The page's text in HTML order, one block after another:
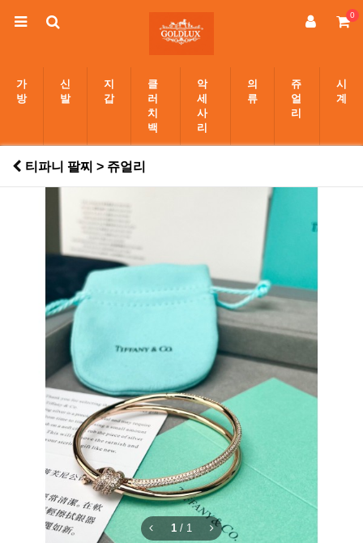
0
가
방
신
발
지
갑
클
러
치
백
악
세
사
리
의
류
쥬
얼
리
시
계
티파니 팔찌 > 쥬얼리
1 / 1